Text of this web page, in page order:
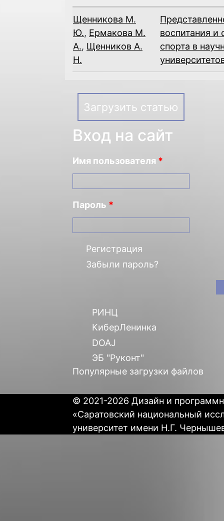
Щенникова М.
Ю., Ермакова М.
А., Щенников А.
Н.
воспитания и
спорта в
Загрузить статью
Вход на сайт
Имя пользователя *
Пароль *
Регистрация
Забыли пароль?
РИНЦ
КиберЛенинка
DOAJ
ЭБ "Руконт"
Популярные загрузки файлов
© 2021-2026 Дизайн и
«Саратовский национальный
университет имени Н.Г.